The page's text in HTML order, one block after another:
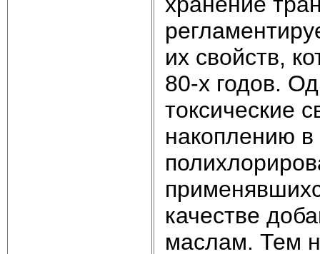
их свойств,
80-х годов.
токсические
накоплению
качестве
маслам. Тем